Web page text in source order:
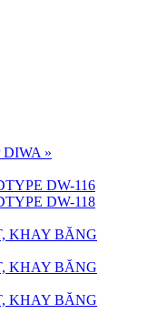
»
DW-116
DW-118
KHAY BĂNG
KHAY BĂNG
KHAY BĂNG